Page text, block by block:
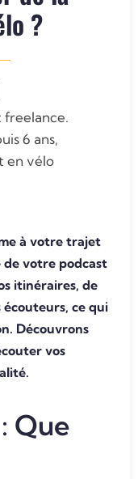
?
freelance.
6 ans,
en vélo
à votre trajet
de votre podcast
itinéraires, de
ce qui
Découvrons
vos
Que